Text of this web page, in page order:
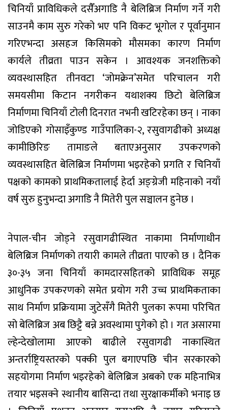
चिनियाँ प्राविधिकले दसैँअगाडि नै बेलिब्रिज निर्माण गर्ने गरी
साउनमै काम सुरु गरेको भए पनि विकट भूगोल र पूर्वानुमान
गरिएभन्दा असहज किसिमको मौसमका कारण निर्माण
कार्यले तीव्रता पाउन सकेन । आवश्यक जनशक्तिको
व्यवस्थासहित तीनवटा ‘जोमक्रेन’समेत परिचालन गरी
समयसीमा किटान नगरीकन यथाशक्य छिटो बेलिब्रिज
निर्माणमा चिनियाँ टोली दिनरात नभनी खटिरहेका छन् । नाका
जोडिएको गोसाइँकुण्ड गाउँपालिका-२, रसुवागढीको अध्यक्ष
कामीछिरिङ तामाङले बताएअनुसार उपकरणको
व्यवस्थासहित बेलिब्रिज निर्माणमा भइरहेको प्रगति र चिनियाँ
पक्षको कामको प्राथमिकतालाई हेर्दा अङ्ग्रेजी महिनाको नयाँ
वर्ष सुरु हुनुभन्दा अगाडि नै मितेरी पुल सञ्चालन हुनेछ ।
नेपाल-चीन जोड्ने रसुवागढीस्थित नाकामा निर्माणाधीन
बेलिब्रिज निर्माणको तयारी कामले तीव्रता पाएको छ । दैनिक
३०-३५ जना चिनियाँ कामदारसहितको प्राविधिक समूह
आधुनिक उपकरणको समेत प्रयोग गरी उच्च प्राथमिकताका
साथ निर्माण प्रक्रियामा जुटेसँगै मितेरी पुलका रूपमा परिचित
सो बेलिब्रिज अब छिट्टै बन्ने अवस्थामा पुगेको हो । गत असारमा
ल्हेन्देखोलामा आएको बाढीले रसुवागढी नाकास्थित
अन्तर्राष्ट्रियस्तरको पक्की पुल बगाएपछि चीन सरकारको
सहयोगमा निर्माण भइरहेको बेलिब्रिज अबको एक महिनाभित्र
तयार भइसक्ने स्थानीय बासिन्दा तथा सुरक्षाकर्मीको भनाइ छ